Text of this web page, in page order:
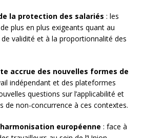
la protection des salariés : les
plus en plus exigeants quant au
validité et à la proportionnalité des
accrue des nouvelles formes de
indépendant et des plateformes
questions sur l’applicabilité et
de non-concurrence à ces contextes.
européenne : face à